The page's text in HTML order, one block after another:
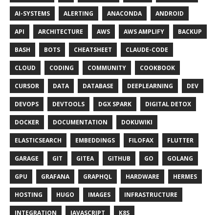
AI-SYSTEMS ALERTING ANACONDA ANDROID
API ARCHITECTURE AWS AWS AMPLIFY BACKUP
BASH BOTS CHEATSHEET CLAUDE-CODE
CLOUD CODING COMMUNITY COOKBOOK
CURSOR DATA DATABASE DEEPLEARNING DEV
DEVOPS DEVTOOLS DGX SPARK DIGITAL DETOX
DOCKER DOCUMENTATION DOKUWIKI
ELASTICSEARCH EMBEDDINGS FILOFAX FLUTTER
GARAGE GIT GITEA GITHUB GO GOLANG
GPU GRAFANA GRAPHQL HARDWARE HERMES
HOSTING HUGO IMAGES INFRASTRUCTURE
INTEGRATION JAVASCRIPT K8S